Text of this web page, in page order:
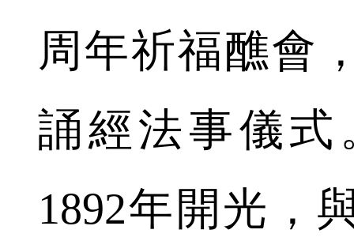
周年祈福醮會
誦經法事儀式
1892年開光，